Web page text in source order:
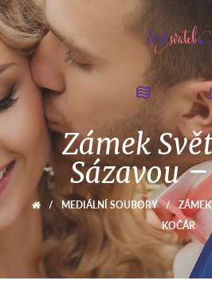
Zámek
Sázavou
/ MEDIÁLNÍ SOUBORY /
KOČÁR